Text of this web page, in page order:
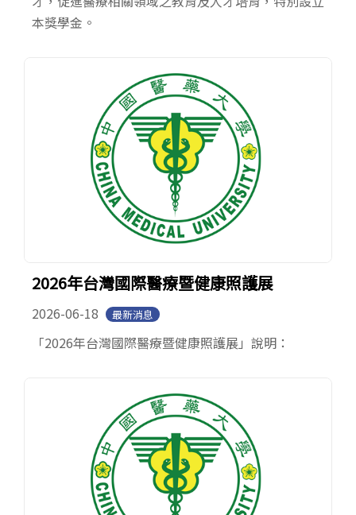
本獎學金。
2026年台灣國際醫療暨健康照護展
2026-06-18 最新消息
「2026年台灣國際醫療暨健康照護展」說明：